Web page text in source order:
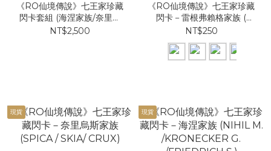
《RO仙境傳說》七王家珍藏
閃卡套組 (海涅家族/奈里烏
斯家族/雷根弗賴格家族) (隨
NT$2,500
《RO仙境傳說》七王家珍藏
閃卡－雷根弗賴格家族 (
AGNES/ WOLF/ MEYER/
HELMUT )
NT$250
現貨 現貨